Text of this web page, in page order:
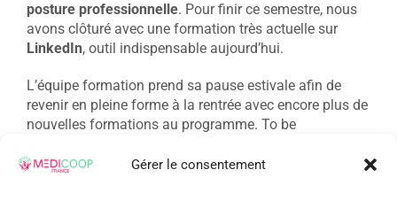
Gérer le consentement
posture professionnelle. Pour finir ce semestre, nous
avons clôturé avec une formation très actuelle sur
LinkedIn, outil indispensable aujourd’hui.
L’équipe formation prend sa pause estivale afin de
revenir en pleine forme à la rentrée avec encore plus de
nouvelles formations au programme. To be